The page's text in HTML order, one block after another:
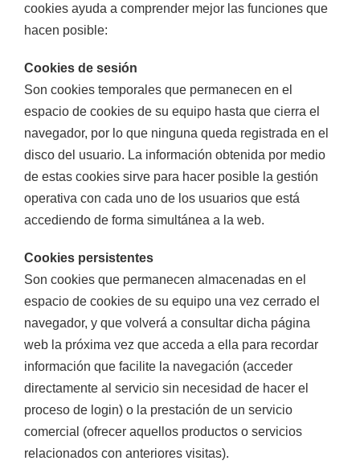
cookies ayuda a comprender mejor las funciones que
hacen posible:
Cookies de sesión
Son cookies temporales que permanecen en el
espacio de cookies de su equipo hasta que cierra el
navegador, por lo que ninguna queda registrada en el
disco del usuario. La información obtenida por medio
de estas cookies sirve para hacer posible la gestión
operativa con cada uno de los usuarios que está
accediendo de forma simultánea a la web.
Cookies persistentes
Son cookies que permanecen almacenadas en el
espacio de cookies de su equipo una vez cerrado el
navegador, y que volverá a consultar dicha página
web la próxima vez que acceda a ella para recordar
información que facilite la navegación (acceder
directamente al servicio sin necesidad de hacer el
proceso de login) o la prestación de un servicio
comercial (ofrecer aquellos productos o servicios
relacionados con anteriores visitas).